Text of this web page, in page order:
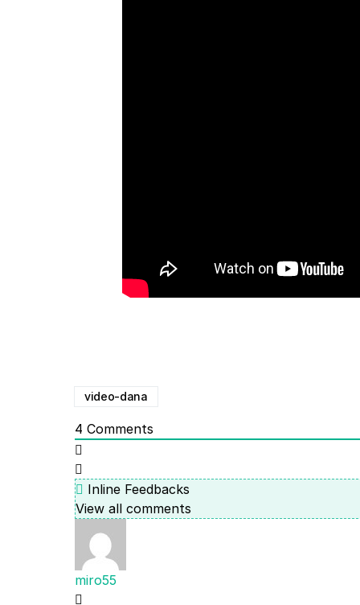
video-dana
4 Comments
Inline Feedbacks
View all comments
miro55